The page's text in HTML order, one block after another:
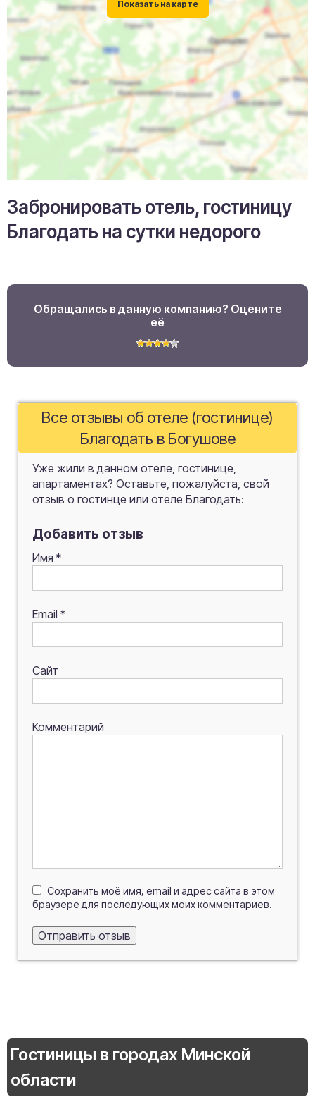
Забронировать отель, гостиницу
Благодать на сутки недорого
Обращались в данную компанию? Оцените
её
Все отзывы об отеле (гостинице)
Благодать в Богушове
Уже жили в данном отеле, гостинице,
апартаментах? Оставьте, пожалуйста, свой
отзыв о гостинце или отеле Благодать:
Добавить отзыв
Имя *
Email *
Сайт
Комментарий
Сохранить моё имя, email и адрес сайта в этом
браузере для последующих моих комментариев.
Гостиницы в городах Минской
области